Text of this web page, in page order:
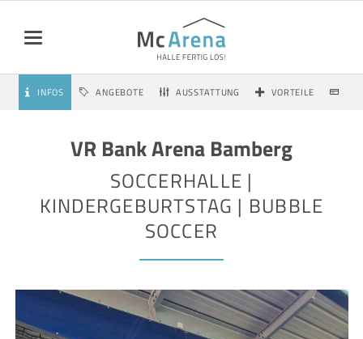
INFOS ANGEBOTE AUSSTATTUNG VORTEILE
VR Bank Arena Bamberg
SOCCERHALLE |
KINDERGEBURTSTAG | BUBBLE
SOCCER